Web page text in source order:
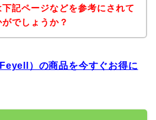
記ページなどを参考にされて
でしょうか？
）の商品を今すぐお得に